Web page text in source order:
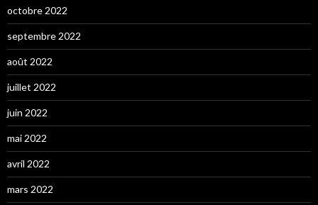
octobre 2022
septembre 2022
août 2022
juillet 2022
juin 2022
mai 2022
avril 2022
mars 2022